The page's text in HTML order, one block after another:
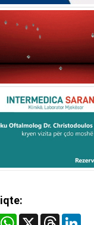
WhatsApp
X Threads